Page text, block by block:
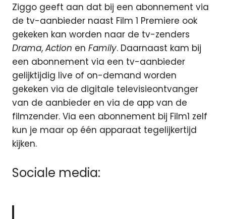
Ziggo geeft aan dat bij een abonnement via
de tv-aanbieder naast Film 1 Premiere ook
gekeken kan worden naar de tv-zenders
Drama, Action en Family. Daarnaast kam bij
een abonnement via een tv-aanbieder
gelijktijdig live of on-demand worden
gekeken via de digitale televisieontvanger
van de aanbieder en via de app van de
filmzender. Via een abonnement bij Film1 zelf
kun je maar op één apparaat tegelijkertijd
kijken.
Sociale media: